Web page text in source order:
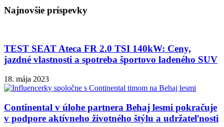
Najnovšie príspevky
TEST SEAT Ateca FR 2.0 TSI 140kW: Ceny,
jazdné vlastnosti a spotreba športovo ladeného SUV
18. mája 2023
Continental v úlohe partnera Behaj lesmi pokračuje
v podpore aktívneho životného štýlu a udržateľnosti